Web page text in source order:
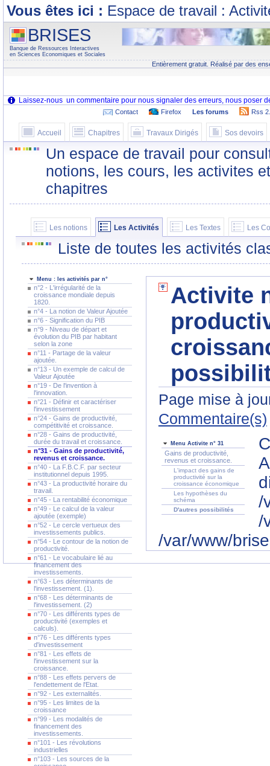
Vous êtes ici : Espace de travail :
BRISES
Banque de Ressources Interactives
en Sciences Economiques et Sociales
Entièrement gratuit. Réalisé par des
Contact Firefox Les forums Rss
Accueil Chapitres Travaux Dirigés Sos devoirs
Un espace de travail pour
notions, les cours, les activites
chapitres
Les notions Les Activités Les Textes Les
Liste de toutes les activités
Menu : les activités par n°
n°2 - L'irrégularité de la
croissance mondiale depuis
1820.
n°4 - La notion de Valeur Ajoutée
n°6 - Signification du PIB
n°9 - Niveau de départ et
évolution du PIB par habitant
selon la zone
n°11 - Partage de la valeur
ajoutée.
n°13 - Un exemple de calcul de
Valeur Ajoutée
n°19 - De l'invention à
l'innovation.
n°21 - Définir et caractériser
l'investissement
n°24 - Gains de productivité,
compétitivité et croissance.
n°28 - Gains de productivité,
durée du travail et croissance.
n°31 - Gains de productivité,
revenus et croissance.
n°40 - La F.B.C.F. par secteur
institutionnel depuis 1995.
n°43 - La productivité horaire du
travail.
n°45 - La rentabilité économique
n°49 - Le calcul de la valeur
ajoutée (exemple)
n°52 - Le cercle vertueux des
investissements publics.
n°54 - Le contour de la notion de
productivité.
n°61 - Le vocabulaire lié au
financement des
investissements.
n°63 - Les déterminants de
l'investissement. (1).
n°68 - Les déterminants de
l'investissement. (2)
n°70 - Les différents types de
productivité (exemples et
calculs).
n°76 - Les différents types
d'investissement
n°81 - Les effets de
l'investissement sur la
croissance.
n°88 - Les effets pervers de
l'endettement de l'Etat.
n°92 - Les externalités.
n°95 - Les limites de la
croissance
n°99 - Les modalités de
financement des
investissements.
n°101 - Les révolutions
industrielles
n°103 - Les sources de la
Activite
Page mise à
Commentaire(s)
Menu Activite n° 31
Gains de productivité,
revenus et croissance.
L'impact des gains de
productivité sur la
croissance économique
Les hypothèses du
schéma
D'autres possibilités
/
/
/var/www/